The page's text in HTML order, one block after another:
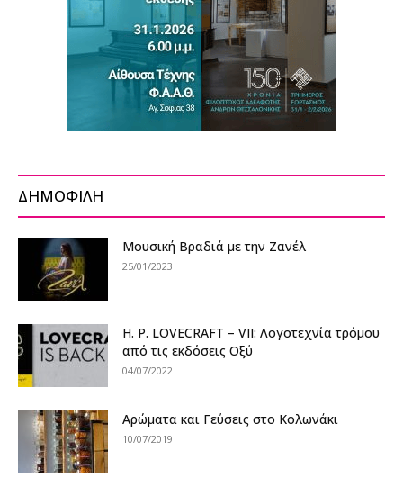
ΔΗΜΟΦΙΛΗ
Μουσική Βραδιά με την Ζανέλ
25/01/2023
H. P. LOVECRAFT – VII: Λογοτεχνία τρόμου
από τις εκδόσεις Οξύ
04/07/2022
Αρώματα και Γεύσεις στο Κολωνάκι
10/07/2019